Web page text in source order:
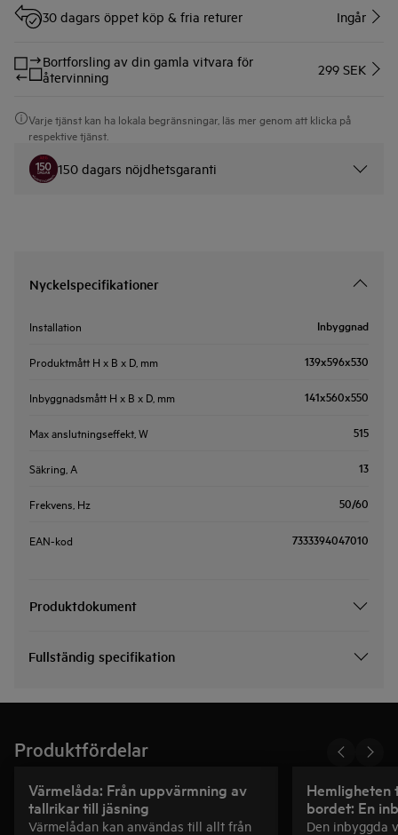
30 dagars öppet köp & fria returer Ingår
Bortforsling av din gamla vitvara för
återvinning
299 SEK
Varje tjänst kan ha lokala begränsningar, läs mer genom att klicka på
respektive tjänst.
150 dagars nöjdhetsgaranti
Nyckelspecifikationer
Installation Inbyggnad
Produktmått H x B x D, mm 139x596x530
Inbyggnadsmått H x B x D, mm 141x560x550
Max anslutningseffekt, W 515
Säkring, A 13
Frekvens, Hz 50/60
EAN-kod 7333394047010
Produktdokument
Fullständig specifikation
Produktfördelar
Värmelåda: Från uppvärmning av
tallrikar till jäsning
Värmelådan kan användas till allt från
Hemligheten
bordet: En
Den inbyggda